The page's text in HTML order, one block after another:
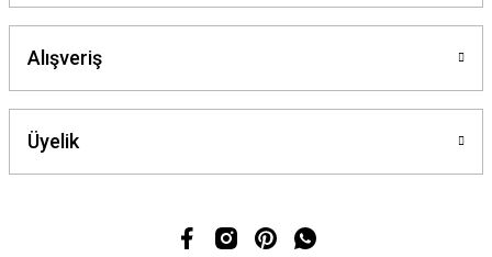
Alışveriş
Üyelik